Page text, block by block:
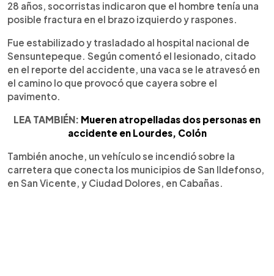
28 años, socorristas indicaron que el hombre tenía una
posible fractura en el brazo izquierdo y raspones.
Fue estabilizado y trasladado al hospital nacional de
Sensuntepeque. Según comentó el lesionado, citado
en el reporte del accidente, una vaca se le atravesó en
el camino lo que provocó que cayera sobre el
pavimento.
LEA TAMBIÉN: Mueren atropelladas dos personas en
accidente en Lourdes, Colón
También anoche, un vehículo se incendió sobre la
carretera que conecta los municipios de San Ildefonso,
en San Vicente, y Ciudad Dolores, en Cabañas.